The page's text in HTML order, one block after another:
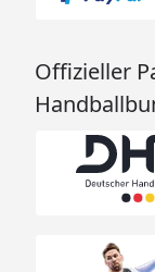
Offizieller